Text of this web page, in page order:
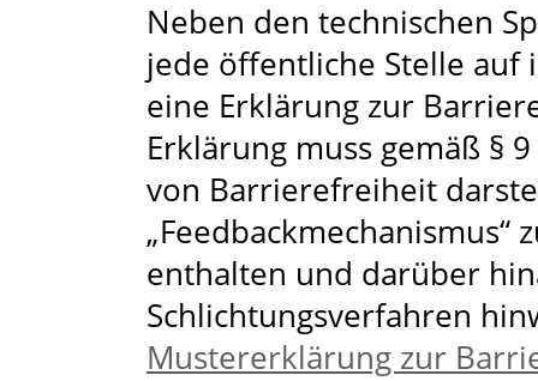
Neben den technischen
jede öffentliche Stelle
eine Erklärung zur
Erklärung muss gemäß §
von Barrierefreiheit
enthalten und darüber
Schlichtungsverfahren
Mustererklärung zur